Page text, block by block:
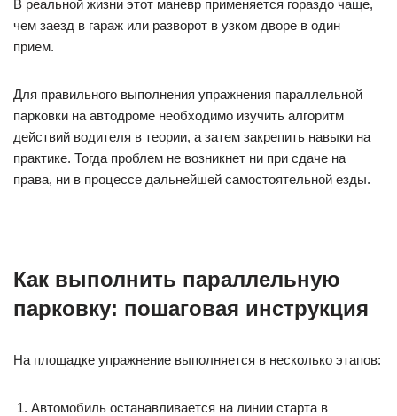
В реальной жизни этот маневр применяется гораздо чаще,
чем заезд в гараж или разворот в узком дворе в один
прием.
Для правильного выполнения упражнения параллельной
парковки на автодроме необходимо изучить алгоритм
действий водителя в теории, а затем закрепить навыки на
практике. Тогда проблем не возникнет ни при сдаче на
права, ни в процессе дальнейшей самостоятельной езды.
Как выполнить параллельную
парковку: пошаговая инструкция
На площадке упражнение выполняется в несколько этапов:
Автомобиль останавливается на линии старта в